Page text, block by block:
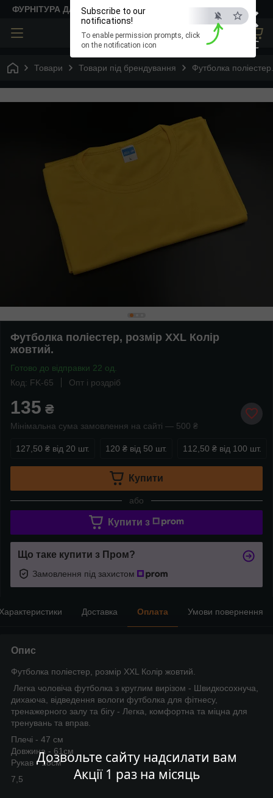
×
ESC
Дозвольте сайту надсилати вам
Акції 1 раз на місяць
Subscribe to our
notifications!
To enable permission prompts, click
on the notification icon
ФУРНІТУРА ДЛЯ ТВОРЧОСТІ
Товари Товари під брендування Футболка поліестер.
Футболка поліестер, розмір XXL Колір
жовтий.
Готово до відправки 22 од.
Код: FK-65
Опт і роздріб
135 ₴
Мінімальна сума замовлення на сайті — 500 ₴
127,50 ₴ від 20 шт. 120 ₴ від 50 шт. 112,50 ₴ від 100 шт.
Купити
або
Купити з
Що таке купити з Пром?
Замовлення під захистом
Доставка Оплата Умови повернення
Опис
Футболка поліестер, розмір XXL Колір жовтий.
Легка чоловіча футболка з круглим вирізом - Швидкосохнуча,
дихаюча, відведення вологи футболка для фітнесу,
тренажерного залу та бігу - Легка, комфортна та міцна для
тренувань та вправ.
Плечі - 47 см
Довжина - 61см
Рукав - 18см
7,5